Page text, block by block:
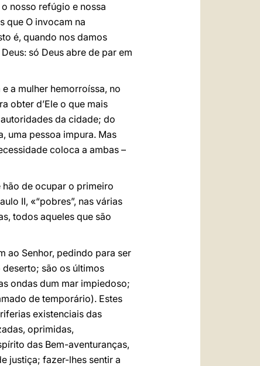
nosso refúgio e nossa
que O invocam na
é, quando nos damos
só Deus abre de par em
a mulher hemorroíssa, no
obter d’Ele o que mais
da cidade; do
uma pessoa impura. Mas
coloca a ambas –
de ocupar o primeiro
II, «“pobres”, nas várias
todos aqueles que são
ao Senhor, pedindo para ser
são os últimos
ondas dum mar impiedoso;
de temporário). Estes
existenciais das
oprimidas,
das Bem-aventuranças,
justiça; fazer-lhes sentir a